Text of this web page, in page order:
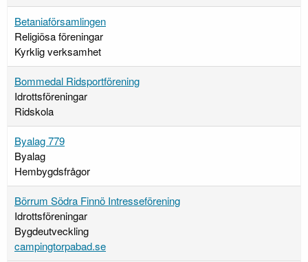
Betaniaförsamlingen
Religiösa föreningar
Kyrklig verksamhet
Bommedal Ridsportförening
Idrottsföreningar
Ridskola
Byalag 779
Byalag
Hembygdsfrågor
Börrum Södra Finnö Intresseförening
Idrottsföreningar
Bygdeutveckling
campingtorpabad.se